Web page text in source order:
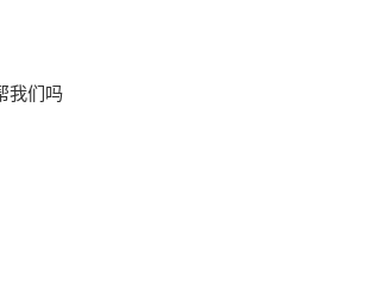
我们吗